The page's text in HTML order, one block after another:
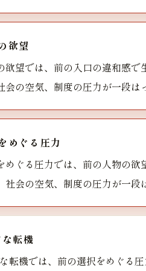
欲望
欲望では、前の入口の違和感
会の空気、制度の圧力が一段は
めぐる圧力
めぐる圧力では、前の人物の
社会の空気、制度の圧力が一段
転機
転機では、前の選択をめぐる